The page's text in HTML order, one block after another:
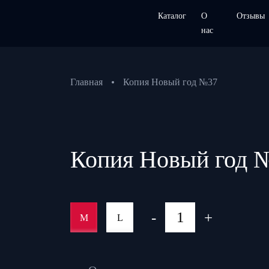
Каталог
О
нас
Отзывы
Главная Копия Новый год №37
Копия Новый год
M L - +